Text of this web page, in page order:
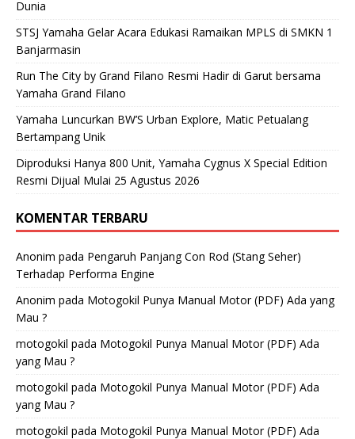
Dunia
STSJ Yamaha Gelar Acara Edukasi Ramaikan MPLS di SMKN 1
Banjarmasin
Run The City by Grand Filano Resmi Hadir di Garut bersama
Yamaha Grand Filano
Yamaha Luncurkan BW’S Urban Explore, Matic Petualang
Bertampang Unik
Diproduksi Hanya 800 Unit, Yamaha Cygnus X Special Edition
Resmi Dijual Mulai 25 Agustus 2026
KOMENTAR TERBARU
Anonim pada Pengaruh Panjang Con Rod (Stang Seher)
Terhadap Performa Engine
Anonim pada Motogokil Punya Manual Motor (PDF) Ada yang
Mau ?
motogokil pada Motogokil Punya Manual Motor (PDF) Ada
yang Mau ?
motogokil pada Motogokil Punya Manual Motor (PDF) Ada
yang Mau ?
motogokil pada Motogokil Punya Manual Motor (PDF) Ada